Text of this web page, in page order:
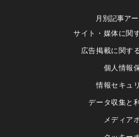
月別記事ア
サイト・媒体に関
広告掲載に関す
個人情報
情報セキュ
データ収集と
メディア